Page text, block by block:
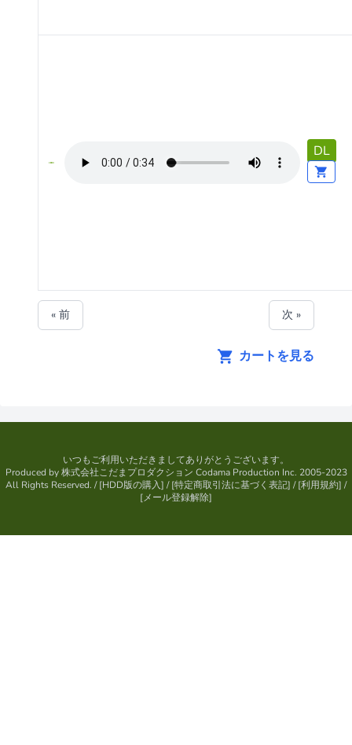
DL
« 前 次 »
カートを見る
いつもご利用いただきましてありがとうございます。
Produced by株式会社こだまプロダクション Codama Production Inc. 2005-2023
All Rights Reserved. / [HDD版の購入] / [特定商取引法に基づく表記] / [利用規約] /
[メール登録解除]